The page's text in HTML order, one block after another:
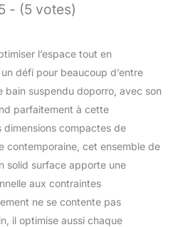
- (5 votes)
l’espace tout en
défi pour beaucoup d’entre
bain suspendu doporro, avec son
parfaitement à cette
dimensions compactes de
contemporaine, cet ensemble de
solid surface apporte une
aux contraintes
ne se contente pas
il optimise aussi chaque